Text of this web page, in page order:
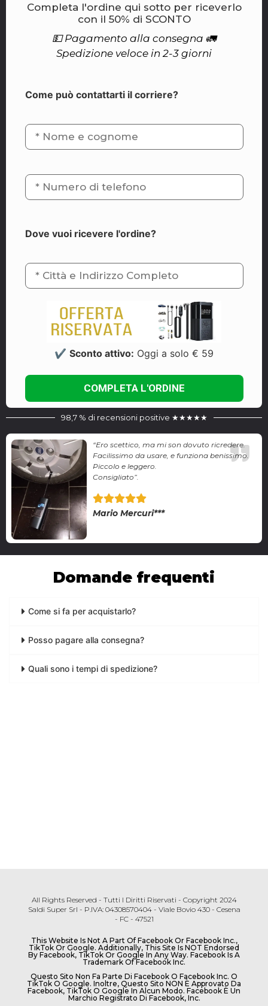
Completa l'ordine qui sotto per riceverlo
con il 50% di SCONTO
💵 Pagamento alla consegna 🚛
Spedizione veloce in 2-3 giorni
Come può contattarti il corriere?
Dove vuoi ricevere l'ordine?
✔ Sconto attivo: Oggi a solo € 59
98,7 % di recensioni positive ★★★★★
“Ero scettico, ma mi son dovuto ricredere.
Facilissimo da usare, e funziona benissimo.
Piccolo e leggero.
Consigliato”.
Mario Mercuri***
Domande frequenti
Come si fa per acquistarlo?
Posso pagare alla consegna?
Quali sono i tempi di spedizione?
All Rights Reserved - Tutti I Diritti Riservati - Copyright 2024
Saldi Super Srl - P.IVA: 04308570404 - Viale Bovio 430 - Cesena
- FC - 47521
This Website Is Not A Part Of Facebook Or Facebook Inc.,
TikTok Or Google. Additionally, This Site Is NOT Endorsed
By Facebook, TikTok Or Google In Any Way. Facebook Is A
Trademark Of Facebook Inc.
Questo Sito Non Fa Parte Di Facebook O Facebook Inc. O
TikTok O Google. Inoltre, Questo Sito NON È Approvato Da
Facebook, TikTok O Google In Alcun Modo. Facebook È Un
Marchio Registrato Di Facebook, Inc.